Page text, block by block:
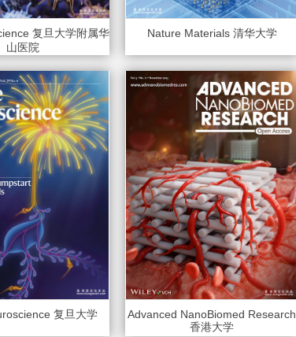
复旦大学附属华
山医院
Nature Materials 清华大学
复旦大学
Advanced NanoBiomed Research
香港大学